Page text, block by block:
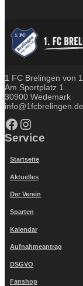
1 FC Brelingen von
Am Sportplatz 1
30900 Wedemark
info@1fcbrelingen.de
Facebook Instagram
Service
Startseite
Aktuelles
Der Verein
Sparten
Kalendar
Aufnahmeantrag
DSGVO
Fanshop